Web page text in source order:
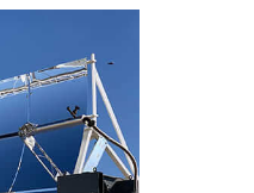
alumínio
para
de
rolo de